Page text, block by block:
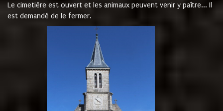
Le cimetière est ouvert et les animaux peuvent venir y paître... Il
est demandé de le fermer.